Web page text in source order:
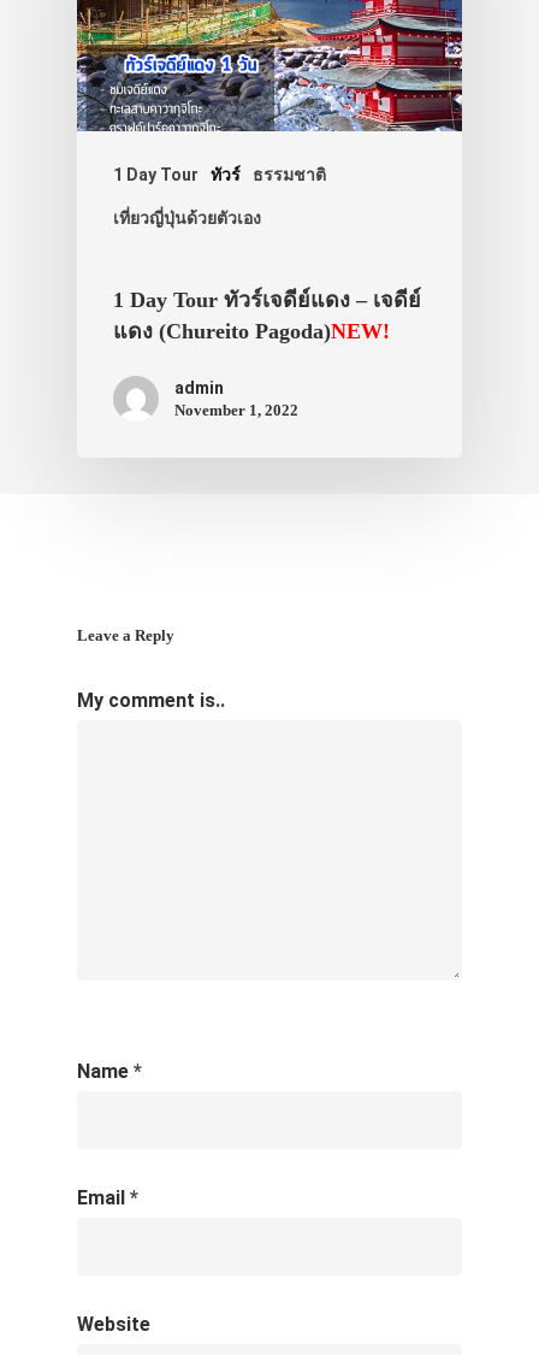
1 Day Tour ทัวร์ ธรรมชาติ
เที่ยวญี่ปุ่นด้วยตัวเอง
1 Day Tour ทัวร์เจดีย์แดง – เจดีย์
แดง (Chureito Pagoda)NEW!
admin
November 1, 2022
Leave a Reply
My comment is..
Name *
Email *
Website